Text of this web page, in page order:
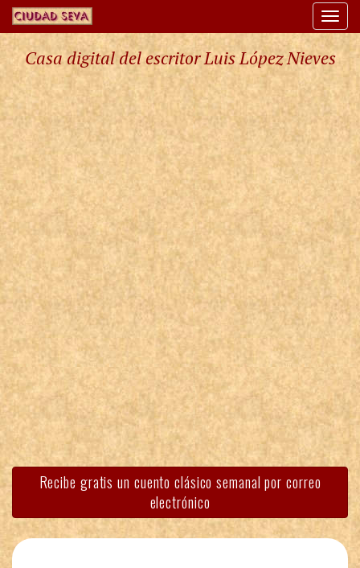
Casa digital del escritor Luis López Nieves
Recibe gratis un cuento clásico semanal por correo
electrónico